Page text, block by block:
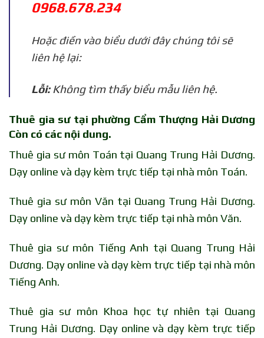
0968.678.234
Hoặc điền vào biểu dưới đây chúng tôi sẽ
liên hệ lại:
Lỗi:Không tìm thấy biểu mẫu liên hệ.
Thuê gia sư tại phường Cẩm Thượng Hải Dương
Còn có các nội dung.
Thuê gia sư môn Toán tại Quang Trung Hải Dương.
Dạy online và dạy kèm trực tiếp tại nhà môn Toán.
Thuê gia sư môn Văn tại Quang Trung Hải Dương.
Dạy online và dạy kèm trực tiếp tại nhà môn Văn.
Thuê gia sư môn Tiếng Anh tại Quang Trung Hải
Dương. Dạy online và dạy kèm trực tiếp tại nhà môn
Tiếng Anh.
Thuê gia sư môn Khoa học tự nhiên tại Quang
Trung Hải Dương. Dạy online và dạy kèm trực tiếp